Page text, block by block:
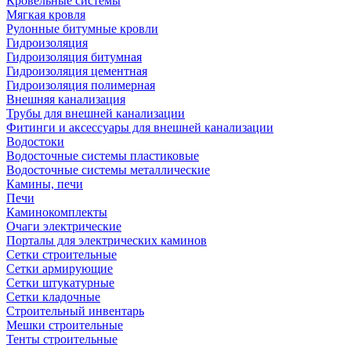
Мягкая кровля
Рулонные битумные кровли
Гидроизоляция
Гидроизоляция битумная
Гидроизоляция цементная
Гидроизоляция полимерная
Внешняя канализация
Трубы для внешней канализации
Фитинги и аксессуары для внешней канализации
Водостоки
Водосточные системы пластиковые
Водосточные системы металлические
Камины, печи
Печи
Каминокомплекты
Очаги электрические
Порталы для электрических каминов
Сетки строительные
Сетки армирующие
Сетки штукатурные
Сетки кладочные
Строительный инвентарь
Мешки строительные
Тенты строительные